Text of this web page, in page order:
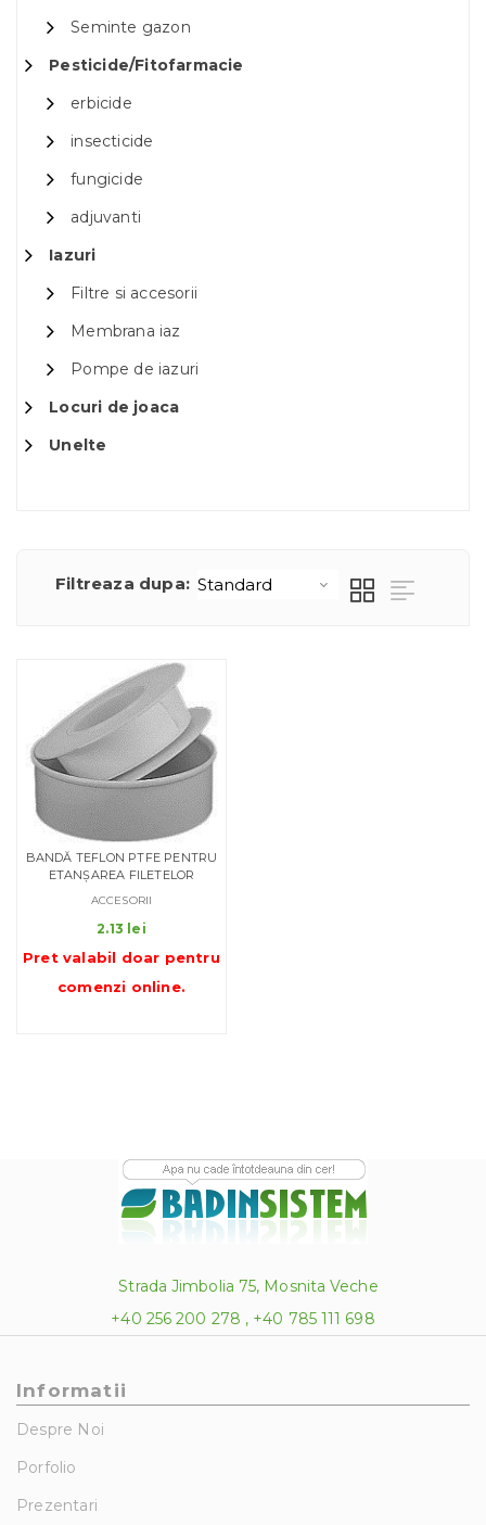
Seminte gazon
Pesticide/Fitofarmacie
erbicide
insecticide
fungicide
adjuvanti
Iazuri
Filtre si accesorii
Membrana iaz
Pompe de iazuri
Locuri de joaca
Unelte
Filtreaza dupa:
BANDĂ TEFLON PTFE PENTRU
ETANȘAREA FILETELOR
ACCESORII
2.13 lei
Pret valabil doar pentru
comenzi online.
Strada Jimbolia 75, Mosnita Veche
+40 256 200 278 , +40 785 111 698
Informatii
Despre Noi
Porfolio
Prezentari